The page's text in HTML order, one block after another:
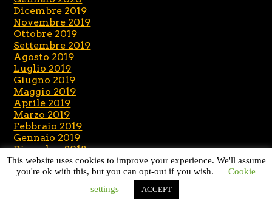
Dicembre 2019
Novembre 2019
Ottobre 2019
Settembre 2019
Agosto 2019
Luglio 2019
Giugno 2019
Maggio 2019
Aprile 2019
Marzo 2019
Febbraio 2019
Gennaio 2019
Dicembre 2018
Novembre 2018
Ottobre 2018
This website uses cookies to improve your experience. We'll assume
you're ok with this, but you can opt-out if you wish.
Cookie
settings
ACCEPT